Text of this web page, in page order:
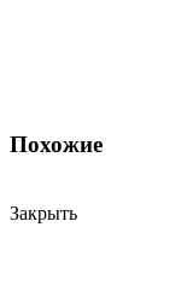
Похожие
Закрыть